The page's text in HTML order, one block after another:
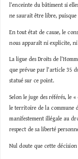
l’enceinte du bâtiment si
ne saurait être libre,
En tout état de cause, le
nous apparaît ni explicite,
La ligue des Droits de
que prévue par l’article 35
statué sur ce point.
Selon le juge des référés, le
le territoire de la commune
manifestement illégale au
respect de sa liberté
Nul doute que cette